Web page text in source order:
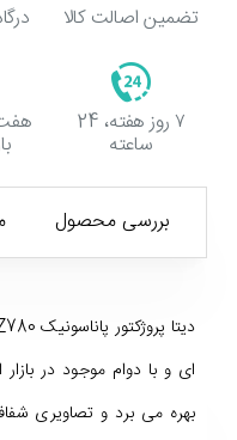
تضمین اصالت کالا
۷ روز هفته، 24
ساعته
بررسی محصول
بهره می برد و تصاویری